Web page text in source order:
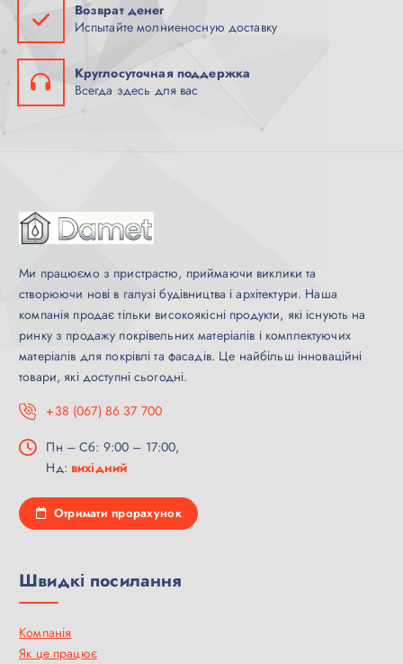
Возврат денег
Испытайте молниеносную доставку
Круглосуточная поддержка
Всегда здесь для вас
Ми працюємо з пристрастю, приймаючи виклики та
створюючи нові в галузі будівництва і архітектури. Наша
компанія продає тільки високоякісні продукти, які існують на
ринку з продажу покрівельних матеріалів і комплектуючих
матеріалів для покрівлі та фасадів. Це найбільш інноваційні
товари, які доступні сьогодні.
+38 (067) 86 37 700
Пн – Сб: 9:00 – 17:00,
Нд: вихідний
Отримати прорахунок
Швидкі посилання
Компанія
Як це працює